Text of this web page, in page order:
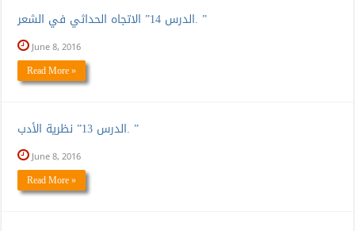
الدرس 14” الاتجاه الحداثي في الشعر. ”
June 8, 2016
Read More »
الدرس 13” نظرية الأدب. ”
June 8, 2016
Read More »